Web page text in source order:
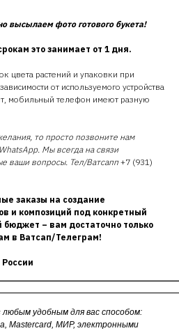
высылаем фото готового букета!
это занимает от 1 дня.
цвета растений и упаковки при
от используемого устройства
мобильный телефон имеют разную
то просто позвоните нам
Мы всегда на связи
ваши вопросы. Тел/Ватсапп+7 (931)
заказы на создание
и композиций под конкретный
– вам достаточно только
в Ватсап/Телеграм!
удобным для вас способом:
Mastercard, МИР, электронными